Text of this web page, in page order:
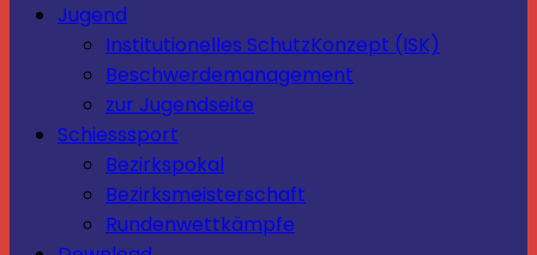
Jugend
Institutionelles SchutzKonzept (ISK)
Beschwerdemanagement
zur Jugendseite
Schiesssport
Bezirkspokal
Bezirksmeisterschaft
Rundenwettkämpfe